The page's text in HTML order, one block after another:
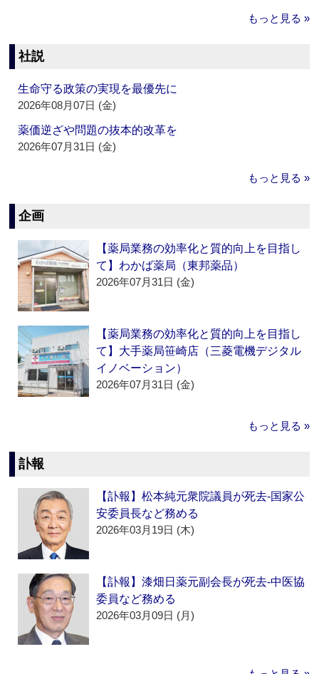
もっと見る »
社説
生命守る政策の実現を最優先に
2026年08月07日 (金)
薬価逆ざや問題の抜本的改革を
2026年07月31日 (金)
もっと見る »
企画
【薬局業務の効率化と質的向上を目指し
て】わかば薬局（東邦薬品）
2026年07月31日 (金)
【薬局業務の効率化と質的向上を目指し
て】大手薬局笹崎店（三菱電機デジタル
イノベーション）
2026年07月31日 (金)
もっと見る »
訃報
【訃報】松本純元衆院議員が死去‐国家公
安委員長など務める
2026年03月19日 (木)
【訃報】漆畑日薬元副会長が死去‐中医協
委員など務める
2026年03月09日 (月)